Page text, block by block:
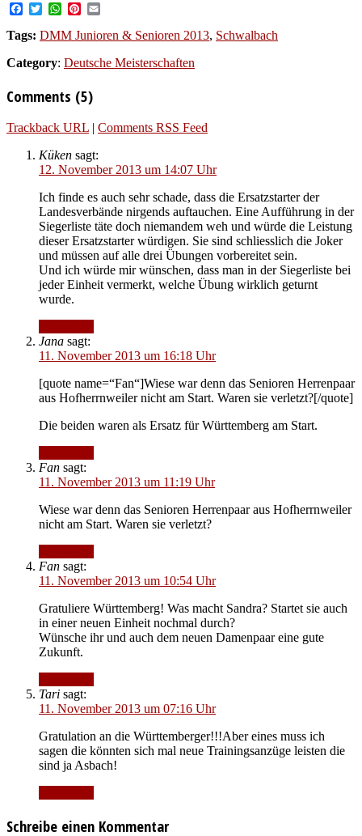
Facebook
TwitterWhatsApp
Pinterest
Tags: DMM Junioren & Senioren 2013, Schwalbach
Category: Deutsche Meisterschaften
Comments (5)
Trackback URL | Comments RSS Feed
Küken sagt:
12. November 2013 um 14:07 Uhr
Ich finde es auch sehr schade, dass die Ersatzstarter der
Landesverbände nirgends auftauchen. Eine Aufführung in der
Siegerliste täte doch niemandem weh und würde die Leistung
dieser Ersatzstarter würdigen. Sie sind schliesslich die Joker
und müssen auf alle drei Übungen vorbereitet sein.
Und ich würde mir wünschen, dass man in der Siegerliste bei
jeder Einheit vermerkt, welche Übung wirklich geturnt
wurde.
Jana sagt:
11. November 2013 um 16:18 Uhr
[quote name=“Fan“]Wiese war denn das Senioren Herrenpaar
aus Hofherrnweiler nicht am Start. Waren sie verletzt?[/quote]
Die beiden waren als Ersatz für Württemberg am Start.
Fan sagt:
11. November 2013 um 11:19 Uhr
Wiese war denn das Senioren Herrenpaar aus Hofherrnweiler
nicht am Start. Waren sie verletzt?
Fan sagt:
11. November 2013 um 10:54 Uhr
Gratuliere Württemberg! Was macht Sandra? Startet sie auch
in einer neuen Einheit nochmal durch?
Wünsche ihr und auch dem neuen Damenpaar eine gute
Zukunft.
Tari sagt:
11. November 2013 um 07:16 Uhr
Gratulation an die Württemberger!!!Aber eines muss ich
sagen die könnten sich mal neue Trainingsanzüge leisten die
sind ja Asbach!
Schreibe einen Kommentar